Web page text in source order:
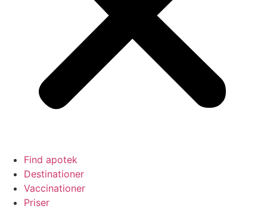
Find apotek
Destinationer
Vaccinationer
Priser